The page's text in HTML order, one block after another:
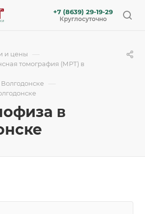
+7 (8639) 29-19-29
Круглосуточно
и цены —
томография (МРТ) в
—
в